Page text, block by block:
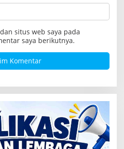
situs web saya pada
saya berikutnya.